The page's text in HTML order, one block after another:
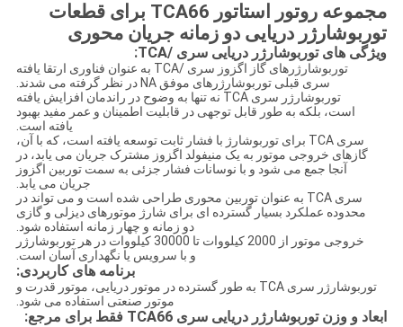
مجموعه روتور استاتور TCA66 برای قطعات
توربوشارژر دریایی دو زمانه جریان محوری
ویژگی های توربوشارژر دریایی سری /TCA:
توربوشارژرهای گاز اگزوز سری /TCA به عنوان فناوری ارتقا یافته
سری قبلی توربوشارژرهای موفق NA در نظر گرفته می شدند.
توربوشارژر سری TCA نه تنها به وضوح در راندمان افزایش یافته
است، بلکه به طور قابل توجهی در قابلیت اطمینان و عمر مفید بهبود
یافته است.
سری TCA برای توربوشارژ با فشار ثابت توسعه یافته است، که با آن،
گازهای خروجی موتور به یک منیفولد اگزوز مشترک جریان می یابد، در
آنجا جمع می شود و با نوسانات فشار جزئی به سمت توربین اگزوز
جریان می یابد.
سری TCA به عنوان توربین محوری طراحی شده است و می تواند در
محدوده عملکرد بسیار گسترده ای برای شارژ موتورهای دیزلی و گازی
دو زمانه و چهار زمانه استفاده شود.
خروجی موتور از 2000 کیلووات تا 30000 کیلووات در هر توربوشارژر
و با سرویس یا نگهداری آسان است.
برنامه های کاربردی:
توربوشارژر سری TCA به طور گسترده در موتور دریایی، موتور قدرت و
موتور صنعتی استفاده می شود.
ابعاد و وزن توربوشارژر دریایی سری TCA66 فقط برای مرجع: